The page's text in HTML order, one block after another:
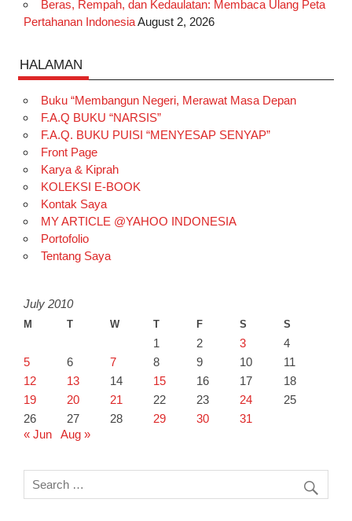
Beras, Rempah, dan Kedaulatan: Membaca Ulang Peta
Pertahanan IndonesiaAugust 2, 2026
HALAMAN
Buku “Membangun Negeri, Merawat Masa Depan
F.A.Q BUKU “NARSIS”
F.A.Q. BUKU PUISI “MENYESAP SENYAP”
Front Page
Karya & Kiprah
KOLEKSI E-BOOK
Kontak Saya
MY ARTICLE @YAHOO INDONESIA
Portofolio
Tentang Saya
July 2010
M T W T F S S
1 2 3
4
5
6 7 8 9 10
11
12
13 14 15 16 17
18
19
20 21 22 23 24
25
26
27 28 29 30
31
« Jun
Aug »